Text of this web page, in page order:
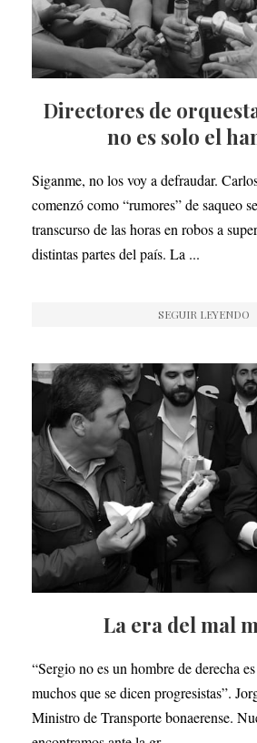
Directores de
no es solo el
Siganme, no los voy a defraudar.
comenzó como “rumores” de saqueo
transcurso de las horas en robos a
distintas partes del país. La ...
SEGUIR LEYENDO
La era del mal
“Sergio no es un hombre de derecha
muchos que se dicen progresistas”.
Ministro de Transporte bonaerense.